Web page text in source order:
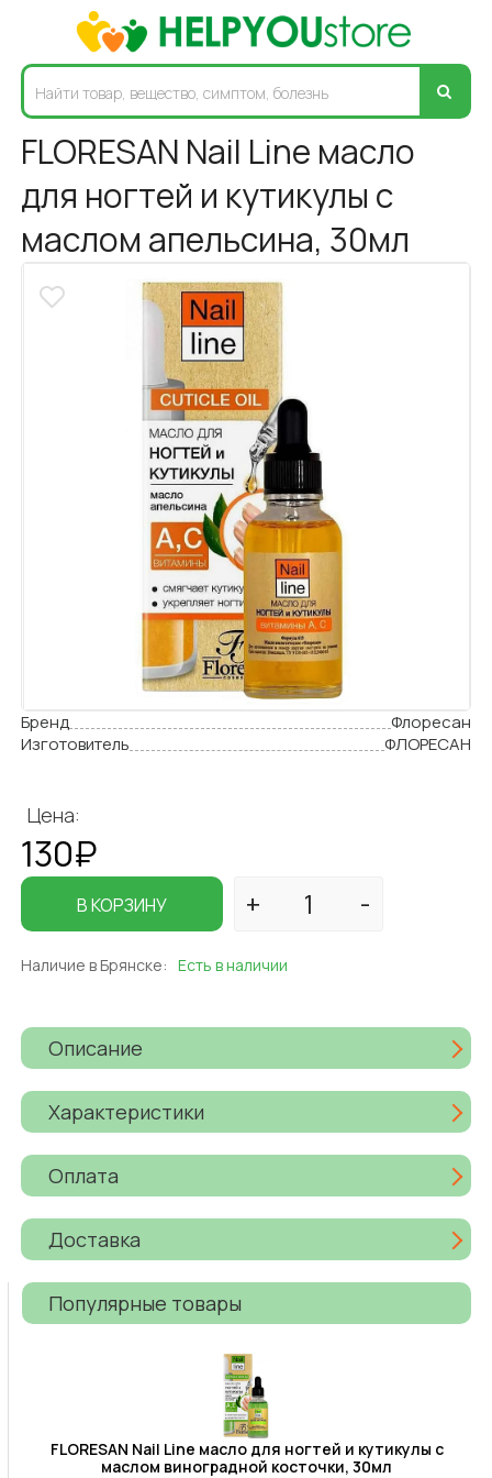
FLORESAN Nail Line масло
для ногтей и кутикулы с
маслом апельсина, 30мл
Бренд
Флоресан
Изготовитель
ФЛОРЕСАН
Цена:
130₽
В КОРЗИНУ
Наличие в Брянске: Есть в наличии
Описание
Характеристики
Оплата
Доставка
Популярные товары
FLORESAN Nail Line масло для ногтей и кутикулы с
маслом виноградной косточки, 30мл